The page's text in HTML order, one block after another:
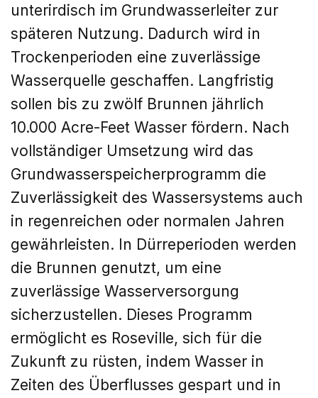
unterirdisch im Grundwasserleiter zur
späteren Nutzung. Dadurch wird in
Trockenperioden eine zuverlässige
Wasserquelle geschaffen. Langfristig
sollen bis zu zwölf Brunnen jährlich
10.000 Acre-Feet Wasser fördern. Nach
vollständiger Umsetzung wird das
Grundwasserspeicherprogramm die
Zuverlässigkeit des Wassersystems auch
in regenreichen oder normalen Jahren
gewährleisten. In Dürreperioden werden
die Brunnen genutzt, um eine
zuverlässige Wasserversorgung
sicherzustellen. Dieses Programm
ermöglicht es Roseville, sich für die
Zukunft zu rüsten, indem Wasser in
Zeiten des Überflusses gespart und in